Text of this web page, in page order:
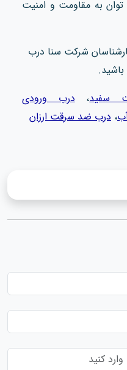
به مقاومت و امنیت
شرکت سنا درب
باشید.
سفید،درب ورودی
، درب ضد سرقت ارزان